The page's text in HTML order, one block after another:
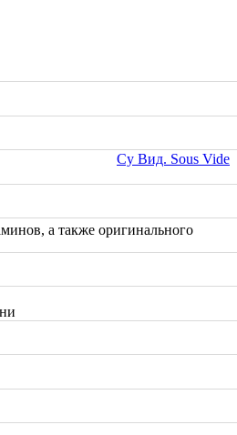
Су Вид. Sous Vide
а также оригинального